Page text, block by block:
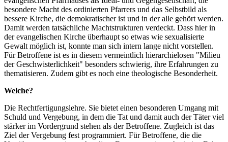
besondere Macht des ordinierten Pfarrers und das Selbstbild als
bessere Kirche, die demokratischer ist und in der alle gehört werden.
Damit werden tatsächliche Machtstrukturen verdeckt. Dass hier in
der evangelischen Kirche überhaupt so etwas wie sexualisierte
Gewalt möglich ist, konnte man sich intern lange nicht vorstellen.
Für Betroffene ist es in diesem vermeintlich hierarchielosen "Milieu
der Geschwisterlichkeit" besonders schwierig, ihre Erfahrungen zu
thematisieren. Zudem gibt es noch eine theologische Besonderheit.
Welche?
Die Rechtfertigungslehre. Sie bietet einen besonderen Umgang mit
Schuld und Vergebung, in dem die Tat und damit auch der Täter viel
stärker im Vordergrund stehen als der Betroffene. Zugleich ist das
Ziel der Vergebung fest programmiert. Für Betroffene, die die